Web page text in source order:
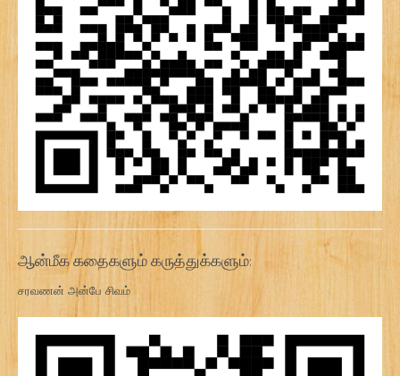
ஆன்மீக கதைகளும் கருத்துக்களும்:
சரவணன் அன்பே சிவம்